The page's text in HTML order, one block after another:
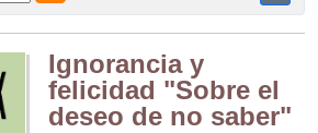
Ignorancia y
felicidad "Sobre el
deseo de no saber"